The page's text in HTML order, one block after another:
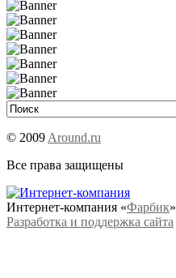
© 2009 Around.ru
Все права защищены
Интернет-компания «Фарбик»
Разработка и поддержка сайта